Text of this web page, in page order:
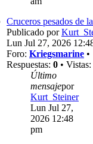
Cruceros pesados de
Publicado por
Lun Jul 27, 2026
Foro: Kriegsmarine •
Respuestas: 0 • Vistas:
Último
mensajepor
Kurt_Steiner
Lun Jul 27,
2026 12:48
pm